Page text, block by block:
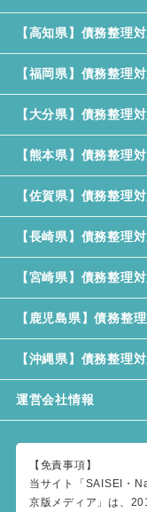
【高知県】債務整理
【福岡県】債務整理
【大分県】債務整理
【熊本県】債務整理
【佐賀県】債務整理
【長崎県】債務整理
【宮崎県】債務整理
【鹿児島県】債務整
【沖縄県】債務整理
運営会社情報
【免責事項】
当サイト「SAISEI・
京版メディア」は、